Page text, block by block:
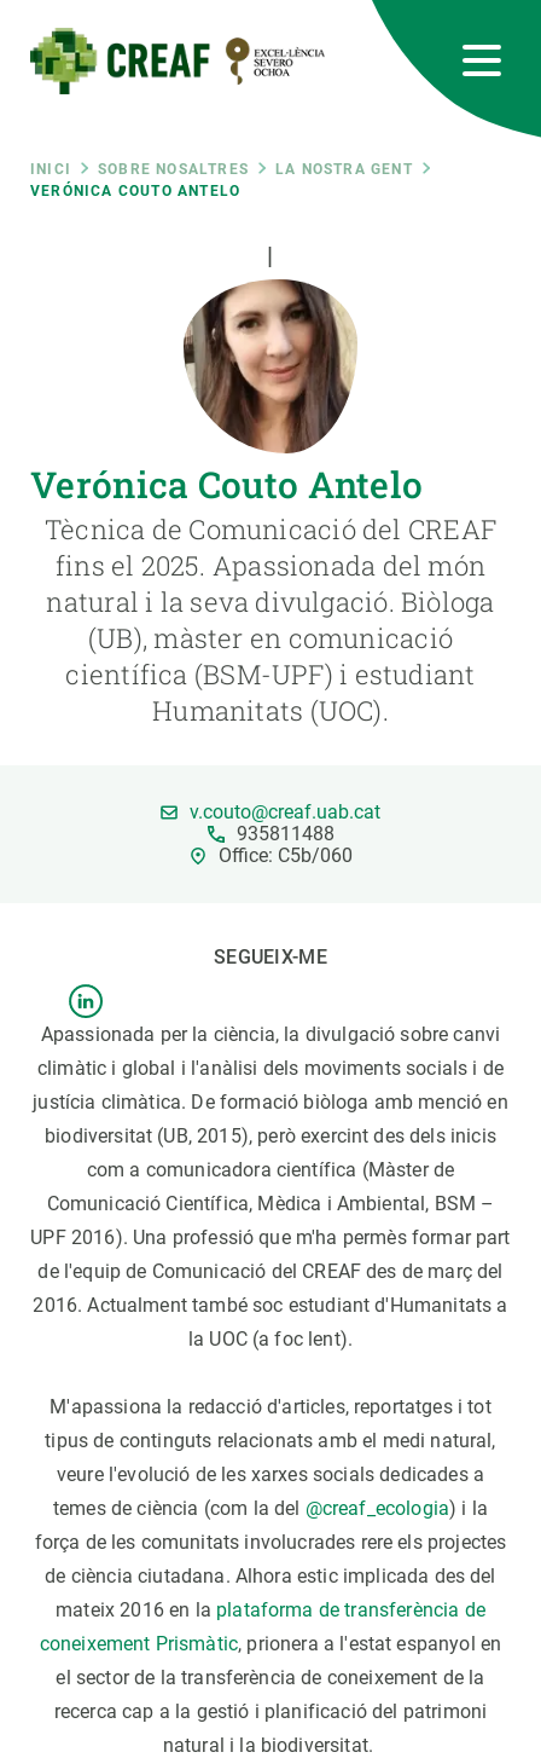
contingut
Fil
d'ariadna
INICI SOBRE NOSALTRES
LA NOSTRA GENT
VERÓNICA COUTO ANTELO
|
Verónica Couto Antelo
Tècnica de Comunicació del CREAF
fins el 2025. Apassionada del món
natural i la seva divulgació. Biòloga
(UB), màster en comunicació
científica (BSM-UPF) i estudiant
Humanitats (UOC).
v.couto@creaf.uab.cat
935811488
Office: C5b/060
SEGUEIX-ME
Apassionada per la ciència, la divulgació sobre canvi
climàtic i global i l'anàlisi dels moviments socials i de
justícia climàtica. De formació biòloga amb menció en
biodiversitat (UB, 2015), però exercint des dels inicis
com a comunicadora científica (Màster de
Comunicació Científica, Mèdica i Ambiental, BSM –
UPF 2016). Una professió que m'ha permès formar part
de l'equip de Comunicació del CREAF des de març del
2016. Actualment també soc estudiant d'Humanitats a
la UOC (a foc lent).
M'apassiona la redacció d'articles, reportatges i tot
tipus de continguts relacionats amb el medi natural,
veure l'evolució de les xarxes socials dedicades a
temes de ciència (com la del @creaf_ecologia) i la
força de les comunitats involucrades rere els projectes
de ciència ciutadana. Alhora estic implicada des del
mateix 2016 en la plataforma de transferència de
coneixement Prismàtic, prionera a l'estat espanyol en
el sector de la transferència de coneixement de la
recerca cap a la gestió i planificació del patrimoni
natural i la biodiversitat.
RRSS
responsive
Responsive
CIÈNCIA EN ACCIÓ
UNEIX-TE A NOSALTRES
PARTICIPA
NOTÍCIES I AGENDA